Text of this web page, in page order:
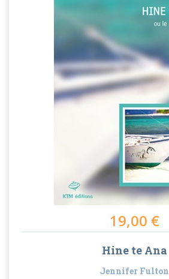
19,00 €
Hine te Ana
Jennifer Fulton